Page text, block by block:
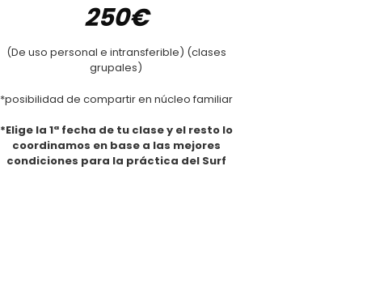
250€
(De uso personal e intransferible) (clases
grupales)
*posibilidad de compartir en núcleo familiar
*Elige la 1ª fecha de tu clase y el resto lo
coordinamos en base a las mejores
condiciones para la práctica del Surf